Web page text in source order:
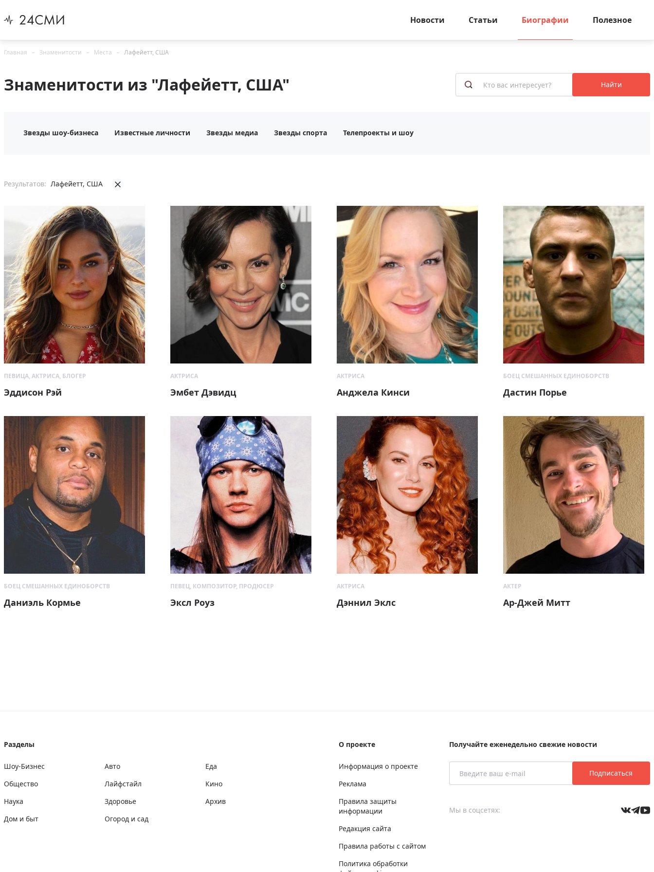
Новости Статьи Биографии Полезное
Главная Знаменитости Места Лафейетт, США
Знаменитости из "Лафейетт, США" Найти
Звезды шоу-бизнеса Известные личности Звезды медиа Звезды спорта Телепроекты и шоу
Результатов: Лафейетт, США
ПЕВИЦА, АКТРИСА, БЛОГЕР
Эддисон Рэй
АКТРИСА
Эмбет Дэвидц
АКТРИСА
Анджела Кинси
БОЕЦ СМЕШАННЫХ ЕДИНОБОРСТВ
Дастин Порье
БОЕЦ СМЕШАННЫХ ЕДИНОБОРСТВ
Даниэль Кормье
ПЕВЕЦ, КОМПОЗИТОР, ПРОДЮСЕР
Эксл Роуз
АКТРИСА
Дэннил Эклс
АКТЕР
Ар-Джей Митт
Разделы
Шоу-Бизнес
Общество
Наука
Дом и быт
Авто
Лайфстайл
Здоровье
Огород и сад
Еда
Кино
Архив
О проекте
Информация о проекте
Реклама
Правила защиты
информации
Редакция сайта
Правила работы с сайтом
Политика обработки
Получайте еженедельно свежие новости
Подписаться
Мы в соцсетях: